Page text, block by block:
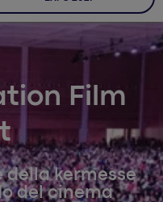
Film
della kermesse
del cinema